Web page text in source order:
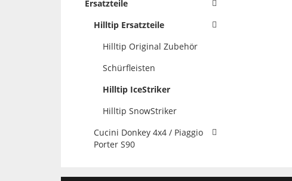
Ersatzteile
Hilltip Ersatzteile
Hilltip Original Zubehör
Schürfleisten
Hilltip IceStriker
Hilltip SnowStriker
Cucini Donkey 4x4 / Piaggio
Porter S90